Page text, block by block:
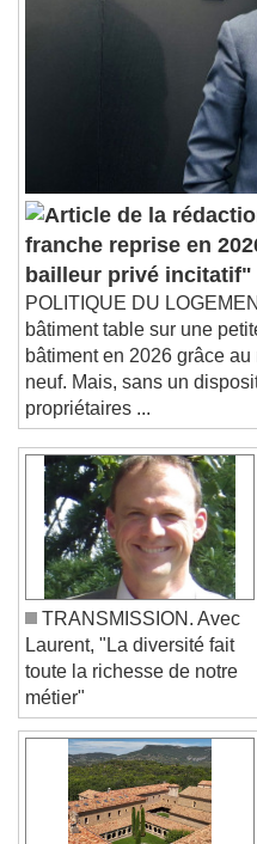
Chapters
Chapters
descriptions off
subtitles settings
settings dialog
subtitles off,
Audio Track
Picture-in-Picture
This is a modal
Beginning of dialog
and close the window.
Text
Color
Text
Color
Caption Area
Color
Font Size
Text Edge Style
franche reprise en
bailleur privé incitatif"
POLITIQUE DU
bâtiment table sur une
bâtiment en 2026 grâce au
neuf. Mais, sans un
propriétaires ...
TRANSMISSION. Avec
Laurent, "La diversité fait
toute la richesse de notre
métier"